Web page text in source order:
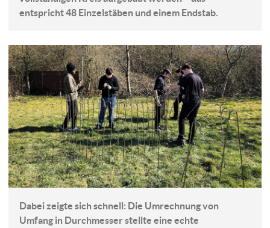
entspricht 48 Einzelstäben und einem Endstab.
Dabei zeigte sich schnell: Die Umrechnung von
Umfang in Durchmesser stellte eine echte